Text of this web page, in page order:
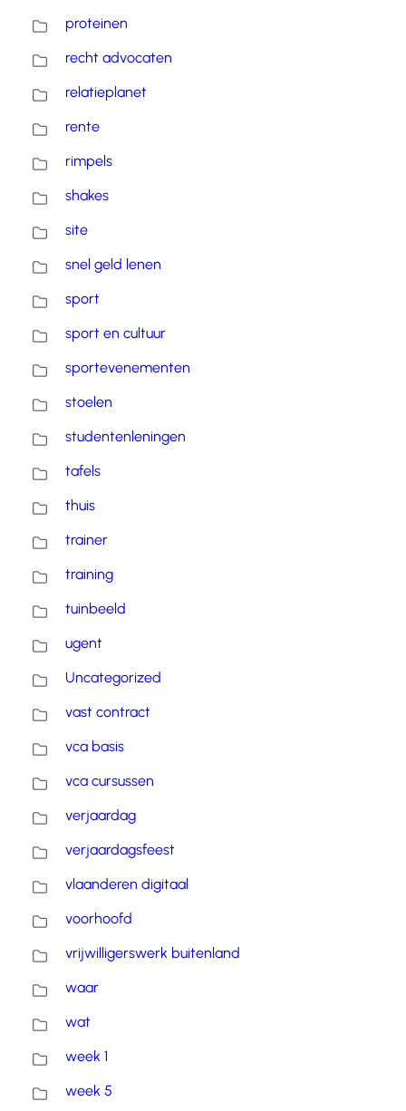
proteinen
recht advocaten
relatieplanet
rente
rimpels
shakes
site
snel geld lenen
sport
sport en cultuur
sportevenementen
stoelen
studentenleningen
tafels
thuis
trainer
training
tuinbeeld
ugent
Uncategorized
vast contract
vca basis
vca cursussen
verjaardag
verjaardagsfeest
vlaanderen digitaal
voorhoofd
vrijwilligerswerk buitenland
waar
wat
week 1
week 5